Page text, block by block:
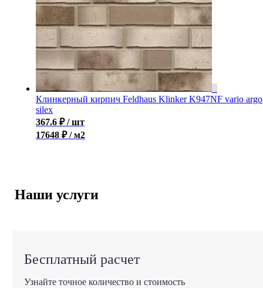
Клинкерный кирпич Feldhaus Klinker K947NF vario argo
silex
367.6 ₽ / шт
17648 ₽ / м2
Наши услуги
Бесплатный расчет
Узнайте точное количество и стоимость